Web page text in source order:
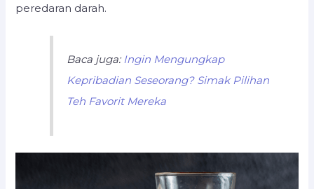
peredaran darah.
Baca juga: Ingin Mengungkap
Kepribadian Seseorang? Simak Pilihan
Teh Favorit Mereka